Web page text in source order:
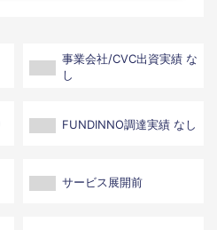
事業会社/CVC出資実績 な
し
FUNDINNO調達実績 なし
サービス展開前